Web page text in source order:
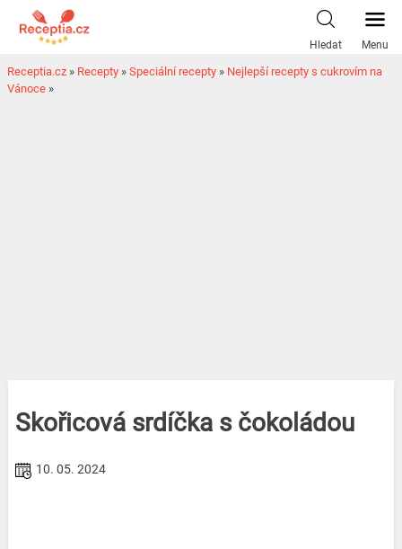
Hledat Menu
Receptia.cz » Recepty » Speciální recepty » Nejlepší recepty s cukrovím na
Vánoce »
Skořicová srdíčka s čokoládou
10. 05. 2024